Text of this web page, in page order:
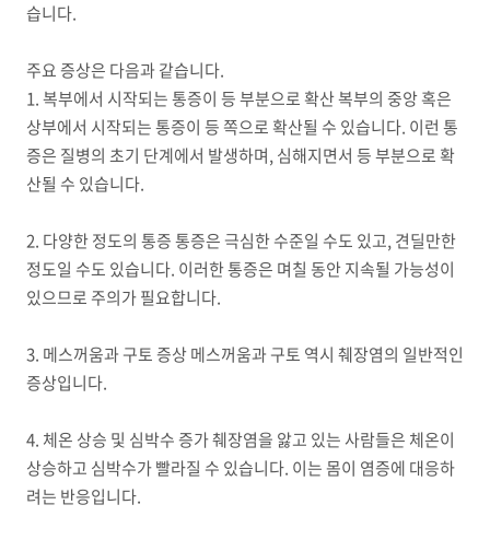
습니다.
주요 증상은 다음과 같습니다.
1. 복부에서 시작되는 통증이 등 부분으로 확산 복부의 중앙 혹은
상부에서 시작되는 통증이 등 쪽으로 확산될 수 있습니다. 이런 통
증은 질병의 초기 단계에서 발생하며, 심해지면서 등 부분으로 확
산될 수 있습니다.
2. 다양한 정도의 통증 통증은 극심한 수준일 수도 있고, 견딜만한
정도일 수도 있습니다. 이러한 통증은 며칠 동안 지속될 가능성이
있으므로 주의가 필요합니다.
3. 메스꺼움과 구토 증상 메스꺼움과 구토 역시 췌장염의 일반적인
증상입니다.
4. 체온 상승 및 심박수 증가 췌장염을 앓고 있는 사람들은 체온이
상승하고 심박수가 빨라질 수 있습니다. 이는 몸이 염증에 대응하
려는 반응입니다.